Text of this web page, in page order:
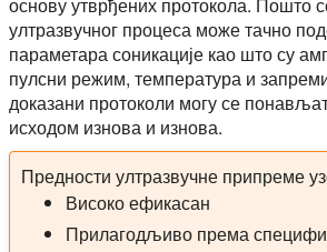
ултразвучног процеса може тачно
параметара соникације као што су
пулсни режим, температура и
доказани протоколи могу се
исходом изнова и изнова.
Предности ултразвучне припреме
Високо ефикасан
Прилагодљиво према